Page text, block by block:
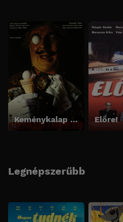
Keménykalap és krumpliorr Előre!
Legnépszerűbb